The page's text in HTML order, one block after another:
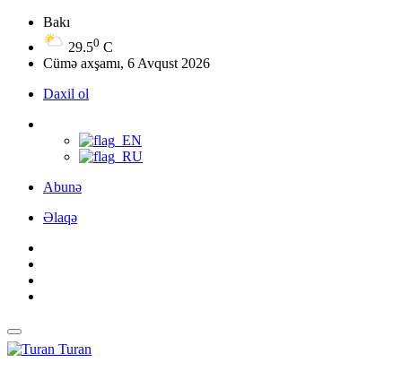
Bakı
29.50 C
Cümə axşamı, 6 Avqust 2026
Daxil ol
Abunə
Əlaqə
Turan